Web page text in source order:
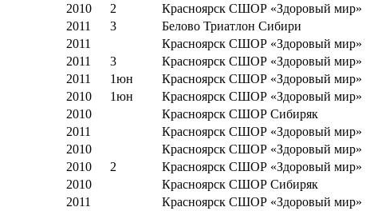
2010 2 Красноярск СШОР «Здоровый мир»
2011 3 Белово Триатлон Сибири
2011 Красноярск СШОР «Здоровый мир»
2011 3 Красноярск СШОР «Здоровый мир»
2011 1юн Красноярск СШОР «Здоровый мир»
2010 1юн Красноярск СШОР «Здоровый мир»
2010 Красноярск СШОР Сибиряк
2011 Красноярск СШОР «Здоровый мир»
2010 Красноярск СШОР «Здоровый мир»
2010 2 Красноярск СШОР «Здоровый мир»
2010 Красноярск СШОР Сибиряк
2011 Красноярск СШОР «Здоровый мир»